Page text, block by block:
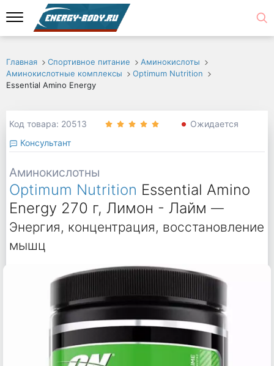
Главная Спортивное питание
Аминокислоты
Аминокислотные комплексы
Optimum Nutrition
Essential Amino Energy
Код товара: 20513
Ожидается
Консультант
Аминокислотны
Optimum Nutrition Essential Amino
Energy 270 г, Лимон - Лайм —
Энергия, концентрация, восстановление
мышц